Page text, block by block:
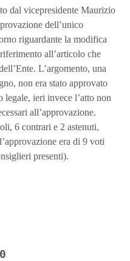
dal vicepresidente Maurizio
dell’unico
riguardante la modifica
all’articolo che
L’argomento, una
non era stato approvato
legale, ieri invece l’atto non
all’approvazione.
6 contrari e 2 astenuti,
era di 9 voti
presenti).